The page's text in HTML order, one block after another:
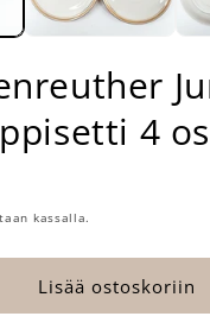
4
kassalla.
Lisää ostoskoriin